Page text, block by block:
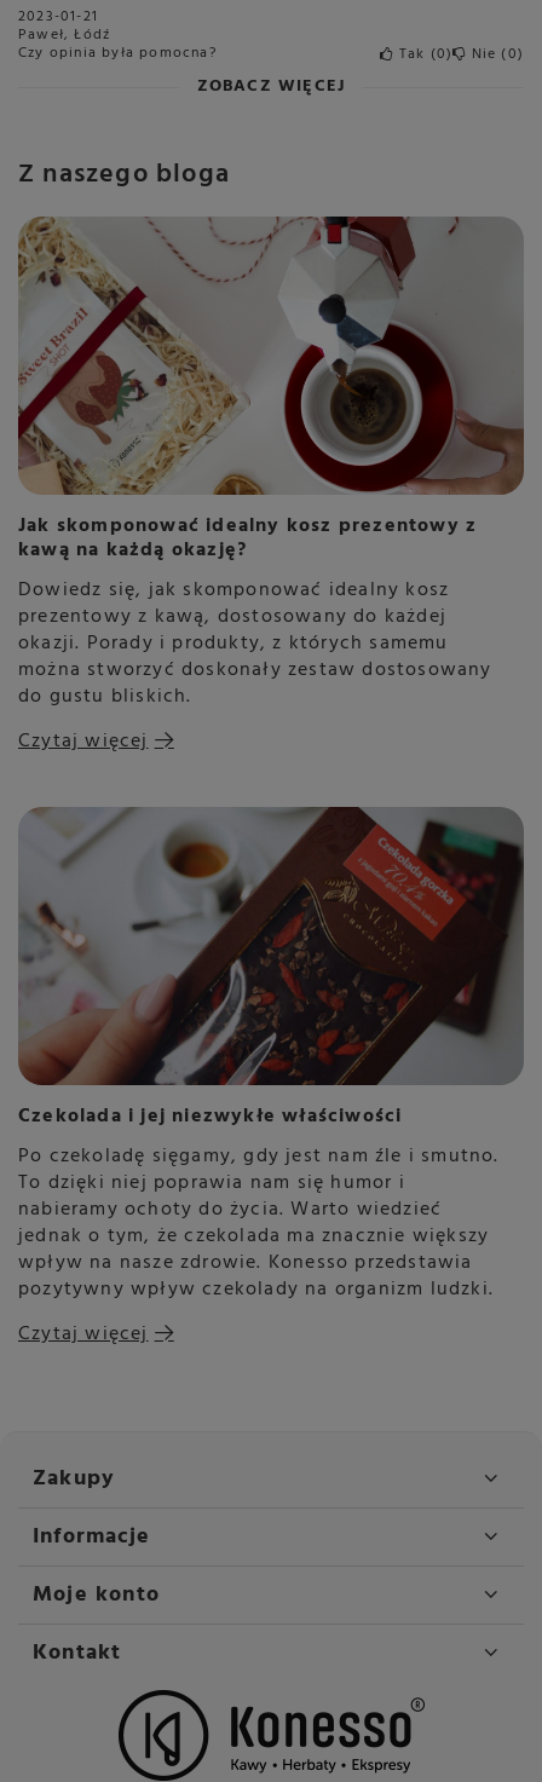
2023-01-21
Paweł, Łódź
Czy opinia była pomocna? Tak 0 Nie 0
ZOBACZ WIĘCEJ
Z naszego bloga
Jak skomponować idealny kosz prezentowy z
kawą na każdą okazję?
Dowiedz się, jak skomponować idealny kosz
prezentowy z kawą, dostosowany do każdej
okazji. Porady i produkty, z których samemu
można stworzyć doskonały zestaw dostosowany
do gustu bliskich.
Czytaj więcej
Czekolada i jej niezwykłe właściwości
Po czekoladę sięgamy, gdy jest nam źle i smutno.
To dzięki niej poprawia nam się humor i
nabieramy ochoty do życia. Warto wiedzieć
jednak o tym, że czekolada ma znacznie większy
wpływ na nasze zdrowie. Konesso przedstawia
pozytywny wpływ czekolady na organizm ludzki.
Czytaj więcej
Zakupy
Informacje
Moje konto
Kontakt